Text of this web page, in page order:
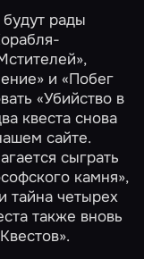
рады
,
и«Побег
«Убийство в
квеста снова
сайте.
сыграть
камня»,
тайна четырех
также вновь